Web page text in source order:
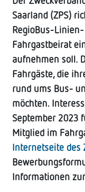
Saarland (ZPS)
RegioBus-
Fahrgastbeirat
aufnehmen soll.
Fahrgäste, die
rund ums Bus-
möchten.
September 2023
Mitglied im
Internetseite des
Informationen